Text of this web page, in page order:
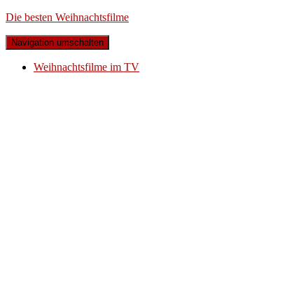
Die besten Weihnachtsfilme
Navigation umschalten
Weihnachtsfilme im TV